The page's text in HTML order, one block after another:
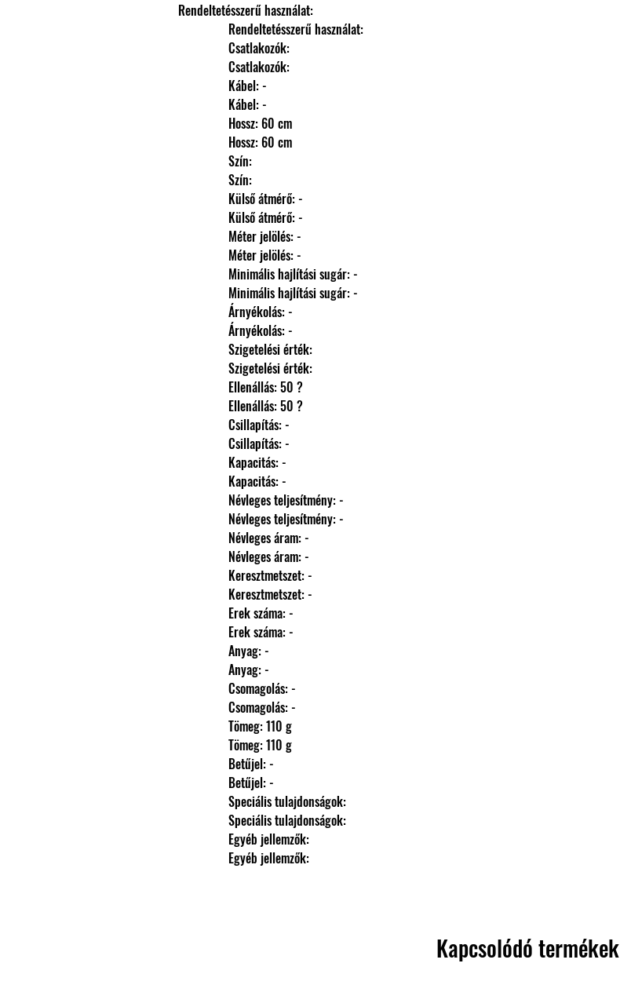
Rendeltetésszerű használat:
                Rendeltetésszerű használat:
                Csatlakozók:
                Csatlakozók:
                Kábel: -
                Kábel: -
                Hossz: 60 cm
                Hossz: 60 cm
                Szín:
                Szín:
                Külső átmérő: -
                Külső átmérő: -
                Méter jelölés: -
                Méter jelölés: -
                Minimális hajlítási sugár: -
                Minimális hajlítási sugár: -
                Árnyékolás: -
                Árnyékolás: -
                Szigetelési érték:
                Szigetelési érték:
                Ellenállás: 50 ?
                Ellenállás: 50 ?
                Csillapítás: -
                Csillapítás: -
                Kapacitás: -
                Kapacitás: -
                Névleges teljesítmény: -
                Névleges teljesítmény: -
                Névleges áram: -
                Névleges áram: -
                Keresztmetszet: -
                Keresztmetszet: -
                Erek száma: -
                Erek száma: -
                Anyag: -
                Anyag: -
                Csomagolás: -
                Csomagolás: -
                Tömeg: 110 g
                Tömeg: 110 g
                Betűjel: -
                Betűjel: -
                Speciális tulajdonságok:
                Speciális tulajdonságok:
                Egyéb jellemzők:
                Egyéb jellemzők:
Kapcsolódó termékek